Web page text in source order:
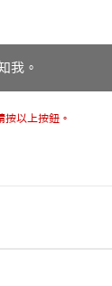
我。
以上按鈕。